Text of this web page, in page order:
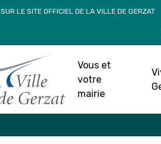
LE SITE OFFICIEL DE LA VILLE DE GERZAT
Vous et
votre
mairie